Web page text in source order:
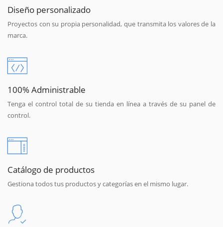
Diseño personalizado
Proyectos con su propia personalidad, que transmita los valores de la
marca.
100% Administrable
Tenga el control total de su tienda en línea a través de su panel de
control.
Catálogo de productos
Gestiona todos tus productos y categorías en el mismo lugar.